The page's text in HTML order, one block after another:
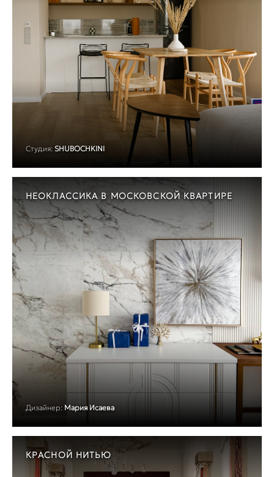
Студия: SHUBOCHKINI
НЕОКЛАССИКА В МОСКОВСКОЙ КВАРТИРЕ
Дизайнер: Мария Исаева
КРАСНОЙ НИТЬЮ